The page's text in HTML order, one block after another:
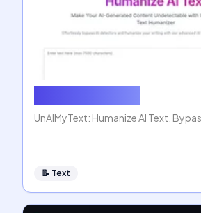
UnAIMyText: Humanize AI Text,
📝 Text